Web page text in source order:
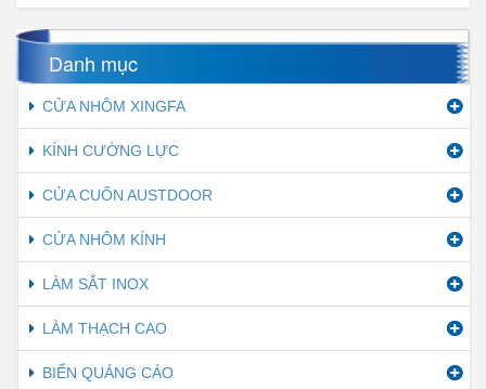
Danh mục
CỬA NHÔM XINGFA
KÍNH CƯỜNG LỰC
CỬA CUỐN AUSTDOOR
CỬA NHÔM KÍNH
LÀM SẮT INOX
LÀM THẠCH CAO
BIỂN QUẢNG CÁO